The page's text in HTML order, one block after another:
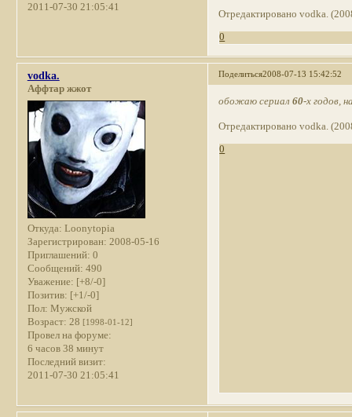
2011-07-30 21:05:41
Отредактировано vodka.
0
Поделиться2008-07-13 15:42:52
vodka.
Аффтар жжот
Откуда: Loonytopia
Зарегистрирован: 2008-05-16
Приглашений: 0
Сообщений: 490
Уважение: [+8/-0]
Позитив: [+1/-0]
Пол: Мужской
Возраст: 28 [1998-01-12]
Провел на форуме:
6 часов 38 минут
Последний визит:
2011-07-30 21:05:41
обожаю сериал60-х годов,
Отредактировано vodka.
0